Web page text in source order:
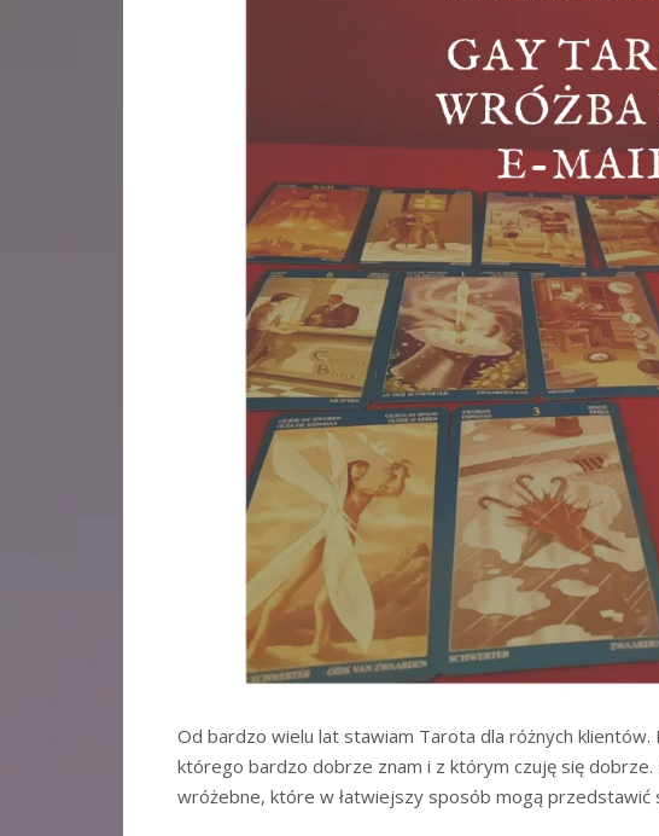
Od bardzo wielu lat stawiam Tarota dla różnych klientów.
którego bardzo dobrze znam i z którym czuję się
wróżebne, które w łatwiejszy sposób mogą przedstawić